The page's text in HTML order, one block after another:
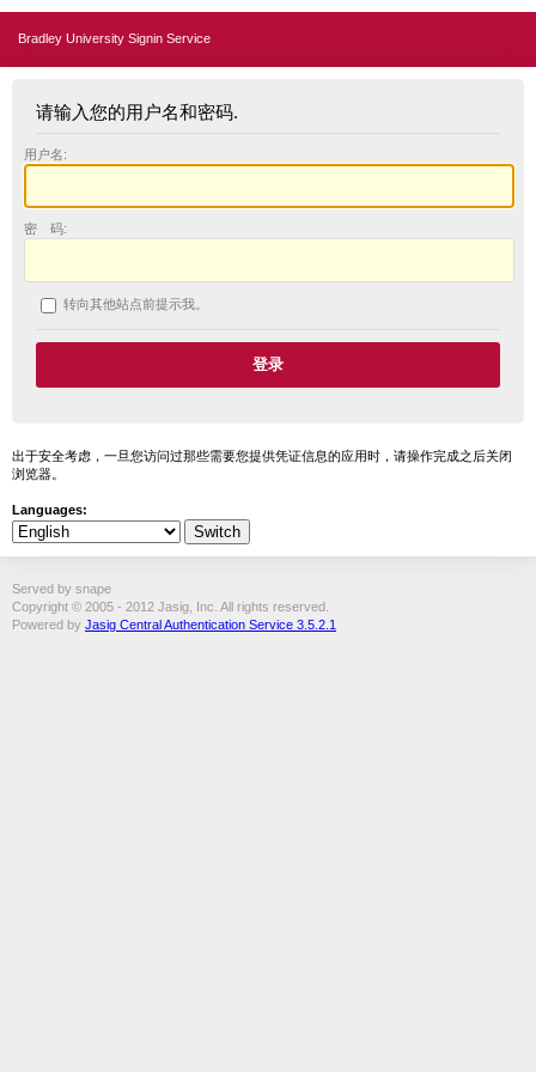
Bradley University Signin Service
请输入您的用户名和密码.
用户名:
密 码:
转向其他站点前提示我。
出于安全考虑，一旦您访问过那些需要您提供凭证信息的应用时，请操作完成之后关闭
浏览器。
Languages:
Served by snape
Copyright © 2005 - 2012 Jasig, Inc. All rights reserved.
Powered by Jasig Central Authentication Service 3.5.2.1